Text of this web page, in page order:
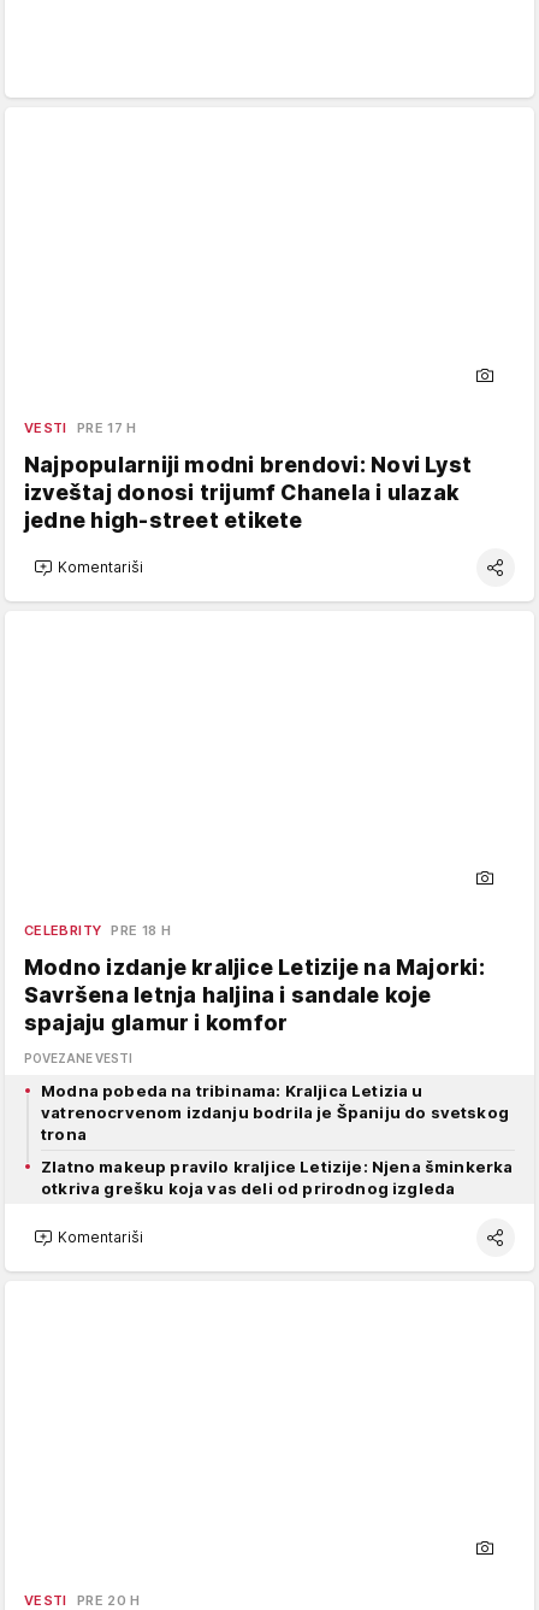
VESTI PRE 17 H
Najpopularniji modni brendovi: Novi Lyst
izveštaj donosi trijumf Chanela i ulazak
jedne high-street etikete
Komentariši
CELEBRITY PRE 18 H
Modno izdanje kraljice Letizije na Majorki:
Savršena letnja haljina i sandale koje
spajaju glamur i komfor
POVEZANE VESTI
Modna pobeda na tribinama: Kraljica Letizia u
vatrenocrvenom izdanju bodrila je Španiju do svetskog
trona
Zlatno makeup pravilo kraljice Letizije: Njena šminkerka
otkriva grešku koja vas deli od prirodnog izgleda
Komentariši
VESTI PRE 20 H